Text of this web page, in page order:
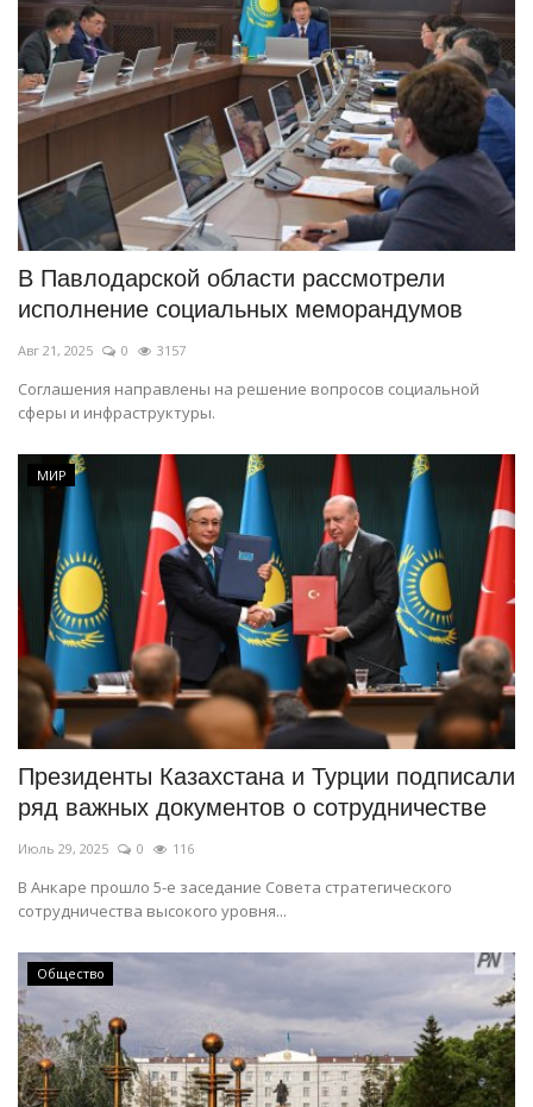
В Павлодарской области рассмотрели
исполнение социальных меморандумов
Авг 21, 2025 0 3157
Соглашения направлены на решение вопросов социальной
сферы и инфраструктуры.
МИР
Президенты Казахстана и Турции подписали
ряд важных документов о сотрудничестве
Июль 29, 2025 0 116
В Анкаре прошло 5-е заседание Совета стратегического
сотрудничества высокого уровня...
Общество